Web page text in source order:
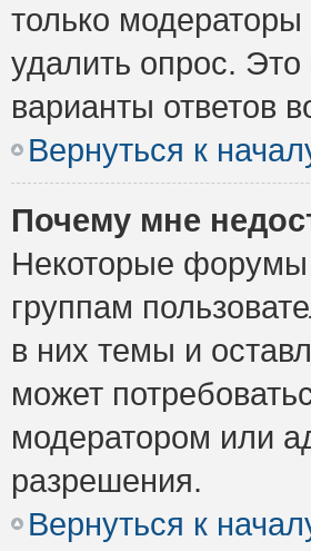
только
удалить опрос.
варианты ответов
Вернуться к
Почему мне
Некоторые форумы
группам
в них темы и
может
модератором или
разрешения.
Вернуться к